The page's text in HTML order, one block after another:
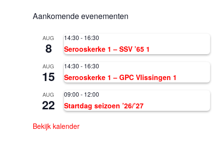
Aankomende evenementen
AUG
8
14:30 - 16:30
Serooskerke 1 – SSV ’65 1
AUG
15
14:30 - 16:30
Serooskerke 1 – GPC Vlissingen 1
AUG
22
09:00 - 12:00
Startdag seizoen ’26/’27
Bekijk kalender